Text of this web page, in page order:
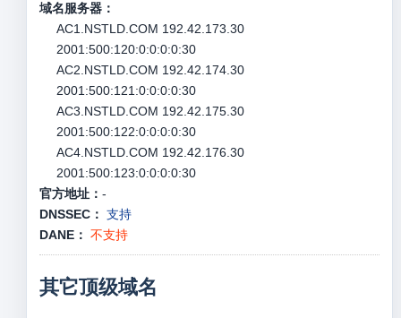
域名服务器：
AC1.NSTLD.COM 192.42.173.30
2001:500:120:0:0:0:0:30
AC2.NSTLD.COM 192.42.174.30
2001:500:121:0:0:0:0:30
AC3.NSTLD.COM 192.42.175.30
2001:500:122:0:0:0:0:30
AC4.NSTLD.COM 192.42.176.30
2001:500:123:0:0:0:0:30
官方地址： -
DNSSEC： 支持
DANE： 不支持
其它顶级域名